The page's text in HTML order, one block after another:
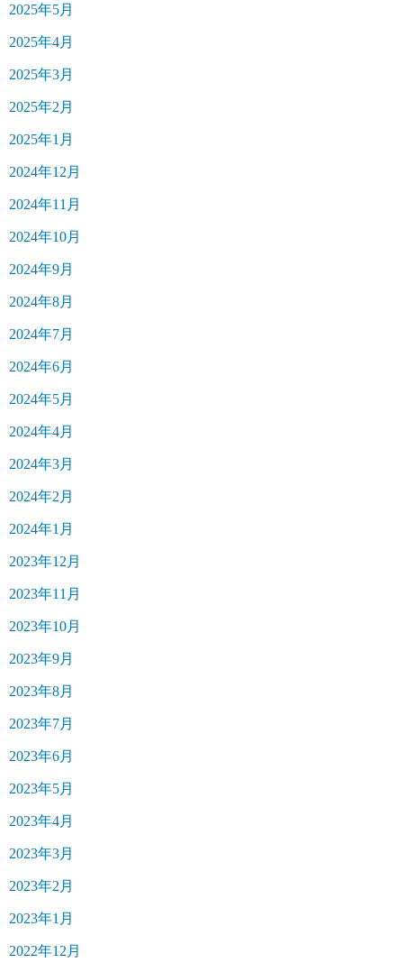
2025年5月
2025年4月
2025年3月
2025年2月
2025年1月
2024年12月
2024年11月
2024年10月
2024年9月
2024年8月
2024年7月
2024年6月
2024年5月
2024年4月
2024年3月
2024年2月
2024年1月
2023年12月
2023年11月
2023年10月
2023年9月
2023年8月
2023年7月
2023年6月
2023年5月
2023年4月
2023年3月
2023年2月
2023年1月
2022年12月